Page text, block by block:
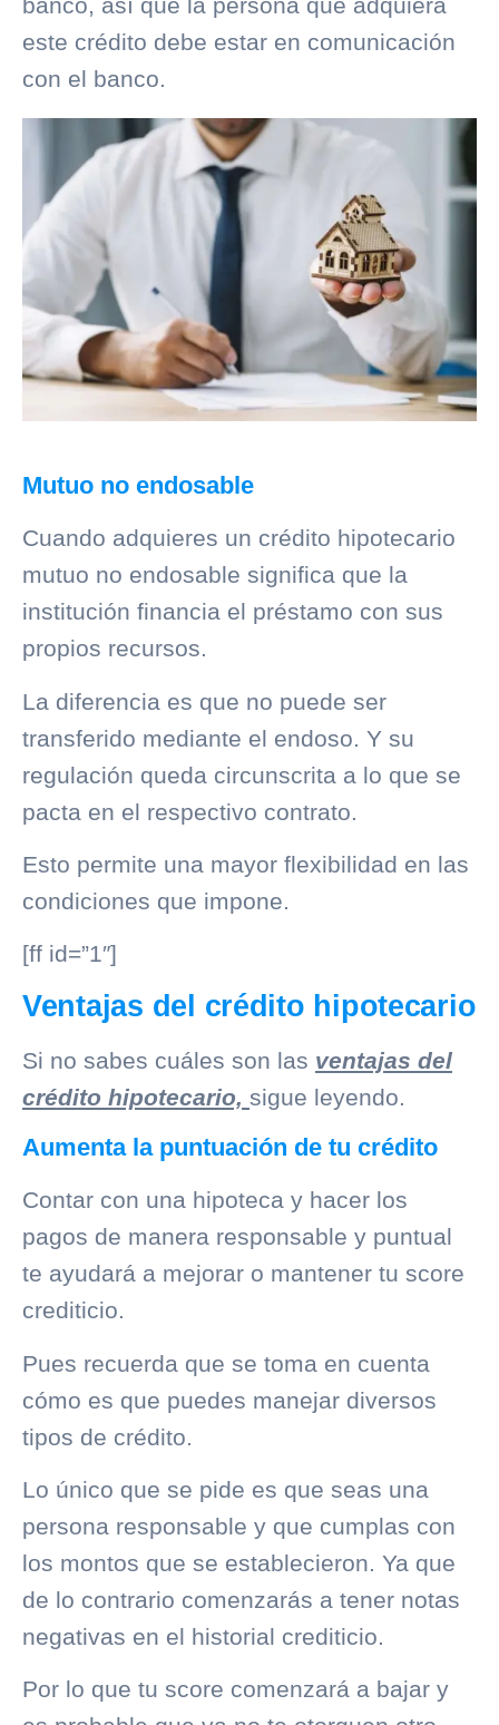
este crédito debe estar en comunicación
con el banco.
Mutuo no endosable
Cuando adquieres un crédito hipotecario
mutuo no endosable significa que la
institución financia el préstamo con sus
propios recursos.
La diferencia es que no puede ser
transferido mediante el endoso. Y su
regulación queda circunscrita a lo que se
pacta en el respectivo contrato.
Esto permite una mayor flexibilidad en las
condiciones que impone.
[ff id=”1″]
Ventajas del crédito hipotecario
Si no sabes cuáles son las ventajas del
crédito hipotecario, sigue leyendo.
Aumenta la puntuación de tu crédito
Contar con una hipoteca y hacer los
pagos de manera responsable y puntual
te ayudará a mejorar o mantener tu score
crediticio.
Pues recuerda que se toma en cuenta
cómo es que puedes manejar diversos
tipos de crédito.
Lo único que se pide es que seas una
persona responsable y que cumplas con
los montos que se establecieron. Ya que
de lo contrario comenzarás a tener notas
negativas en el historial crediticio.
Por lo que tu score comenzará a bajar y